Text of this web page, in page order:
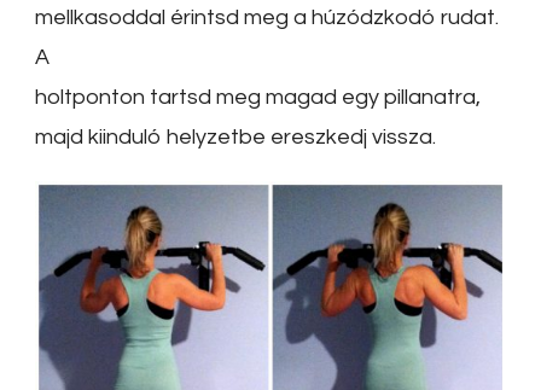
mellkasoddal érintsd meg a húzódzkodó rudat.
A
holtponton tartsd meg magad egy pillanatra,
majd kiinduló helyzetbe ereszkedj vissza.